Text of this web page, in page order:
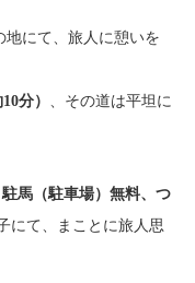
にて、旅人に憩いを
分）
、その道は平坦に
馬（駐車場）無料、つ
にて、まことに旅人思